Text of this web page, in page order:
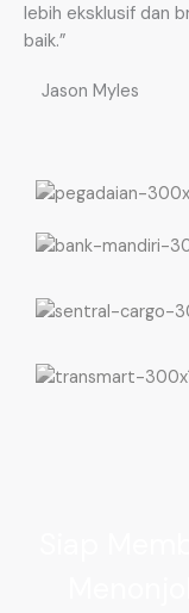
lebih eksklusif dan
baik.”
Jason Myles